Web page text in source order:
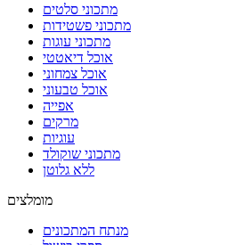
מתכוני סלטים
מתכוני פשטידות
מתכוני עוגות
אוכל דיאטטי
אוכל צמחוני
אוכל טבעוני
אפייה
מרקים
עוגיות
מתכוני שוקולד
ללא גלוטן
מומלצים
מנתח המתכונים